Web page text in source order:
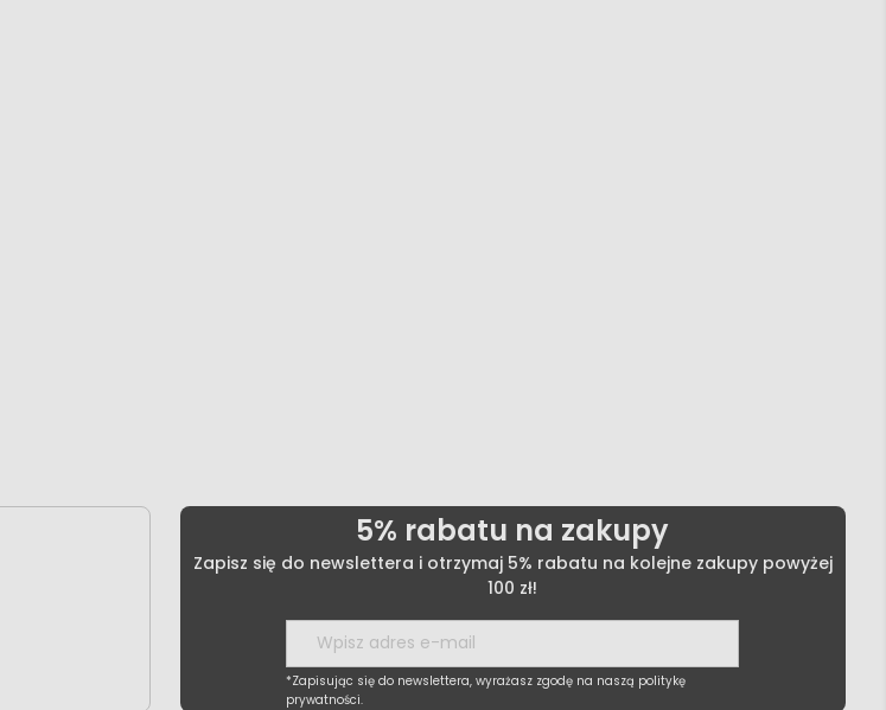
5% rabatu na zakupy
Zapisz się do newslettera i otrzymaj 5% rabatu na kolejne zakupy powyżej
100 zł!
*Zapisując się do newslettera, wyrażasz zgodę na naszą politykę
prywatności.